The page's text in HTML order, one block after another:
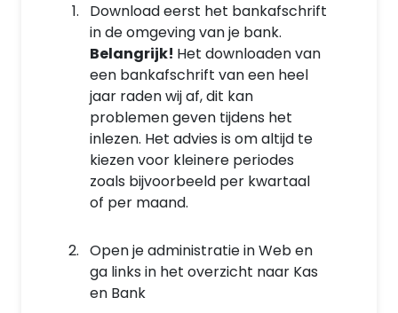
Download eerst het bankafschrift
in de omgeving van je bank.
Belangrijk! Het downloaden van
een bankafschrift van een heel
jaar raden wij af, dit kan
problemen geven tijdens het
inlezen. Het advies is om altijd te
kiezen voor kleinere periodes
zoals bijvoorbeeld per kwartaal
of per maand.
Open je administratie in Web en
ga links in het overzicht naar Kas
en Bank